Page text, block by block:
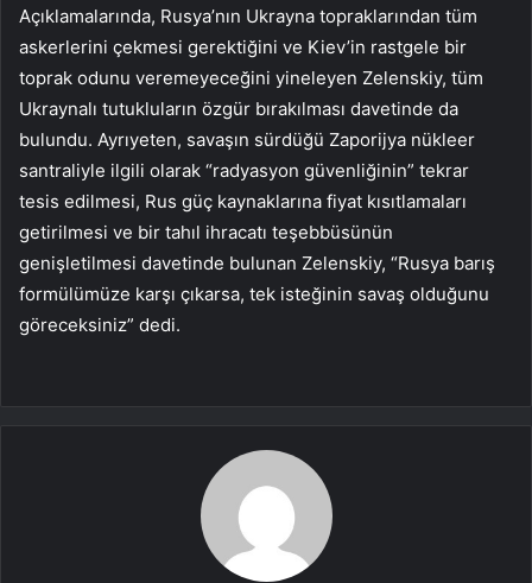
Açıklamalarında, Rusya’nın Ukrayna topraklarından tüm
askerlerini çekmesi gerektiğini ve Kiev’in rastgele bir
toprak odunu veremeyeceğini yineleyen Zelenskiy, tüm
Ukraynalı tutukluların özgür bırakılması davetinde da
bulundu. Ayrıyeten, savaşın sürdüğü Zaporijya nükleer
santraliyle ilgili olarak “radyasyon güvenliğinin” tekrar
tesis edilmesi, Rus güç kaynaklarına fiyat kısıtlamaları
getirilmesi ve bir tahıl ihracatı teşebbüsünün
genişletilmesi davetinde bulunan Zelenskiy, “Rusya barış
formülümüze karşı çıkarsa, tek isteğinin savaş olduğunu
göreceksiniz” dedi.